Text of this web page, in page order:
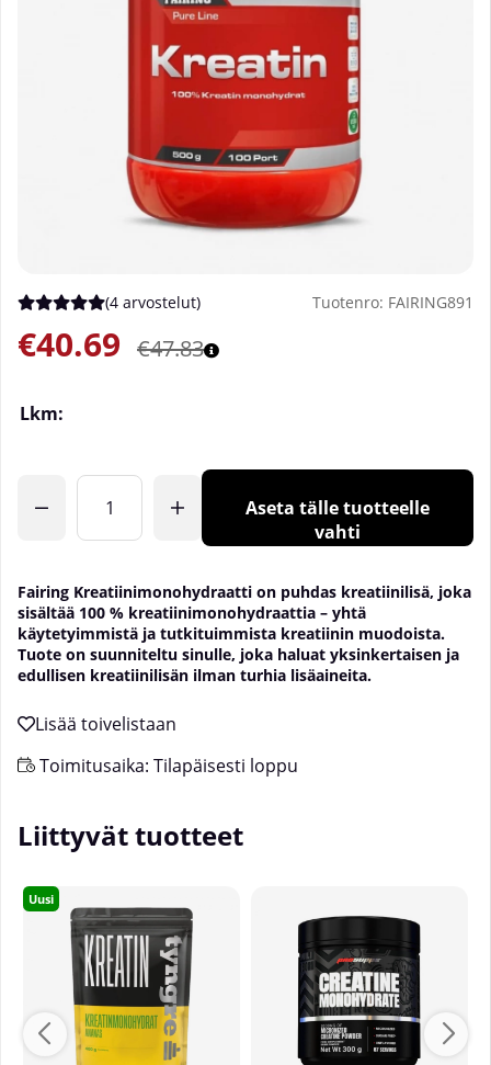
Keskiarvoluokitus 5 / 5 Arvioiden määrä 4
(4 arvostelut) Tuotenro: FAIRING891
€47.83
€40.69
Lkm:
Aseta tälle tuotteelle
vahti
Fairing Kreatiinimonohydraatti on puhdas kreatiinilisä, joka
sisältää 100 % kreatiinimonohydraattia – yhtä
käytetyimmistä ja tutkituimmista kreatiinin muodoista.
Tuote on suunniteltu sinulle, joka haluat yksinkertaisen ja
edullisen kreatiinilisän ilman turhia lisäaineita.
Toimitusaika: Tilapäisesti loppu
Liittyvät tuotteet
Uusi